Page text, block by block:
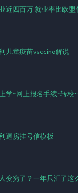
近四百万 就业率比欧盟
儿童疫苗vaccino解说
学~网上报名手续~转校
房挂号信模板
变穷了？一年只汇了这